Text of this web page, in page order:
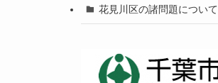
花見川区の諸問題について